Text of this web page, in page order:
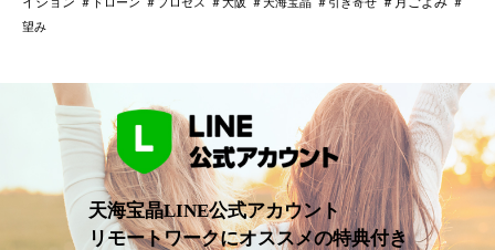
＃ドローン ＃プロセス ＃大阪 ＃天海宝晶 ＃引き寄せ
＃
望み
天海宝晶LINE公式アカウント
リモートワークにオススメの特典付き